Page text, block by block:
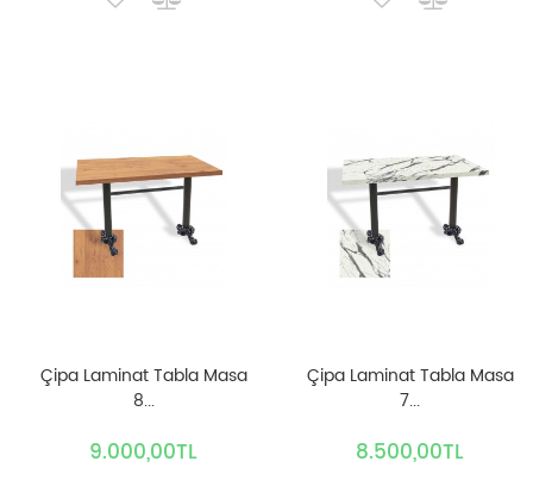
Çipa Laminat Tabla Masa
8...
9.000,00TL
Çipa Laminat Tabla Masa
7...
8.500,00TL